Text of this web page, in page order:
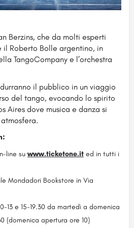
Berzins, che da molti esperti
Roberto Bolle argentino, in
TangoCompany e l’orchestra
il pubblico in un viaggio
del tango, evocando lo spirito
Aires dove musica e danza si
line suwww.ticketone.it ed in tutti i
Mondadori Bookstore in Via
13 e 15-19.30 da martedì a domenica
(domenica apertura ore 10)